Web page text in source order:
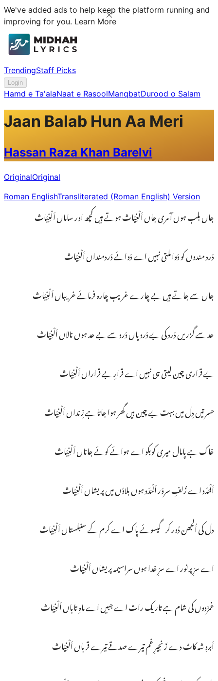
We've added ads to help keep the platform running and
improving for you. Learn More
TrendingStaff Picks
Login
Hamd e Ta'alaNaat e RasoolManqbatDurood o Salam
Jaan Balab Hun Aa Meri
Hassan Raza Khan Barelvi
OriginalOriginal
Roman EnglishTransliterated (Roman English) Version
جاں بلب ہوں آ مری جاں اَلْغِیَاث ہوتے ہیں کچھ اور ساماں اَلْغِیَاث
دَرد مندوں کو دَوا ملتی نہیں اے دَوائے دَردمنداں اَلْغِیَاث
جاں سے جاتے ہیں بے چارے غریب چارہ فرمائے غریباں اَلْغِیَاث
حد سے گزریں دَرد کی بے دَردیاں دَرد سے بے حد ہوں نالاں اَلْغِیَاث
بے قراری چین لیتی ہی نہیں اے قرارِ بے قراراں اَلْغِیَاث
حسرتیں دِل میں بہت بے چین ہیں گھر ہوا جاتا ہے زِنداں اَلْغِیَاث
خاک ہے پامال میری کوبکو اے ہوائے کوئے جاناں اَلْغِیَاث
اَلْمَدَد اے زُلفِ سروَر اَلْمَدَد ہوں بلاؤں میں پریشاں اَلْغِیَاث
دل کی اُلجھن دُور کر گیسوئے پاک اے کرم کے سنبلستاں اَلْغِیَاث
اے سرِّ پرنور اے سرِّ خدا ہوں سراسیمہ پریشاں اَلْغِیَاث
غمزَدوں کی شام ہے تاریک رات اے جبیں اے ماہِ تاباں اَلْغِیَاث
اَبروِ شہ کاٹ دے زَنجیرِ غم تیرے صدقے تیرے قرباں اَلْغِیَاث